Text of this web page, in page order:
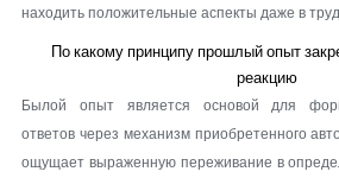
находить положительные аспекты даже в
По какому принципу прошлый опыт
реакцию
Былой опыт является основой для
ответов через механизм приобретенного
ощущает выраженную переживание в